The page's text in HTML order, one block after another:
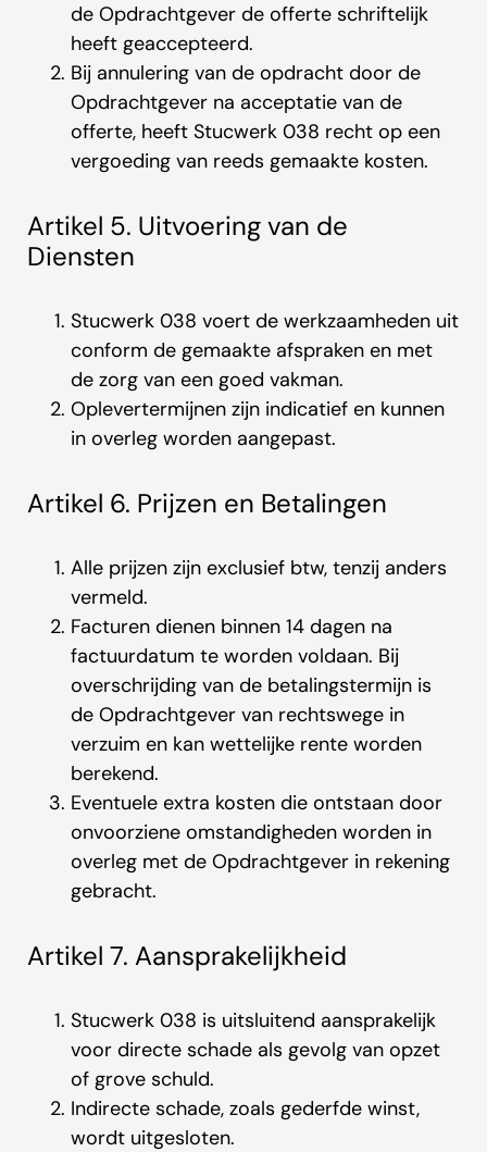
de Opdrachtgever de offerte schriftelijk
heeft geaccepteerd.
Bij annulering van de opdracht door de
Opdrachtgever na acceptatie van de
offerte, heeft Stucwerk 038 recht op een
vergoeding van reeds gemaakte kosten.
Artikel 5. Uitvoering van de
Diensten
Stucwerk 038 voert de werkzaamheden uit
conform de gemaakte afspraken en met
de zorg van een goed vakman.
Oplevertermijnen zijn indicatief en kunnen
in overleg worden aangepast.
Artikel 6. Prijzen en Betalingen
Alle prijzen zijn exclusief btw, tenzij anders
vermeld.
Facturen dienen binnen 14 dagen na
factuurdatum te worden voldaan. Bij
overschrijding van de betalingstermijn is
de Opdrachtgever van rechtswege in
verzuim en kan wettelijke rente worden
berekend.
Eventuele extra kosten die ontstaan door
onvoorziene omstandigheden worden in
overleg met de Opdrachtgever in rekening
gebracht.
Artikel 7. Aansprakelijkheid
Stucwerk 038 is uitsluitend aansprakelijk
voor directe schade als gevolg van opzet
of grove schuld.
Indirecte schade, zoals gederfde winst,
wordt uitgesloten.